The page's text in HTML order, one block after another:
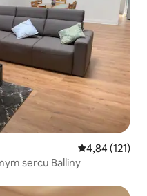
Średnia
4,84 (121)
sercu Balliny